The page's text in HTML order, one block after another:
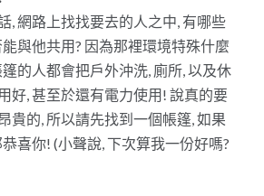
, 網路上找找要去的人之中, 有哪些
與他共用? 因為那裡環境特殊什麼
的人都會把戶外沖洗, 廁所, 以及休
好, 甚至於還有電力使用! 說真的要
貴的, 所以請先找到一個帳篷, 如果
喜你! (小聲說, 下次算我一份好嗎?